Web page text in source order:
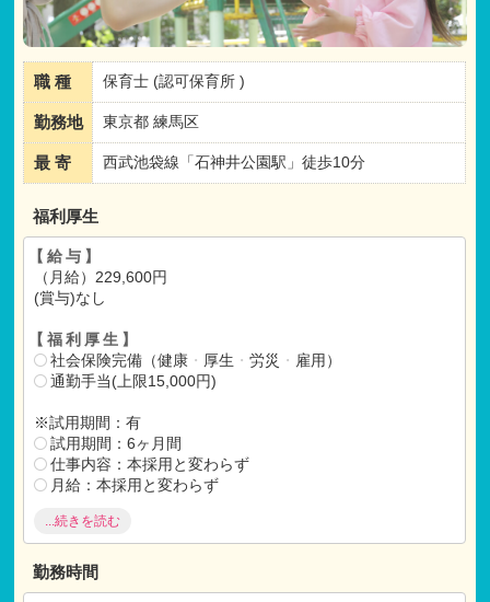
職 種 保育士 (認可保育所 )
勤務地 東京都 練馬区
最 寄 西武池袋線「石神井公園駅」徒歩10分
福利厚生
【給与】
（月給）229,600円
(賞与)なし
【福利厚生】
社会保険完備（健康・ 厚生 ・ 労災 ・ 雇用）
通勤手当(上限15,000円)
※試用期間：有
試用期間：6ヶ月間
仕事内容：本採用と変わらず
月給：本採用と変わらず
雇用の定めあり～平成32年3月31日まで
契約更新の可能性あり(原則更新)
勤務開始前に1日～2日の研修あり
...続きを読む
勤務時間